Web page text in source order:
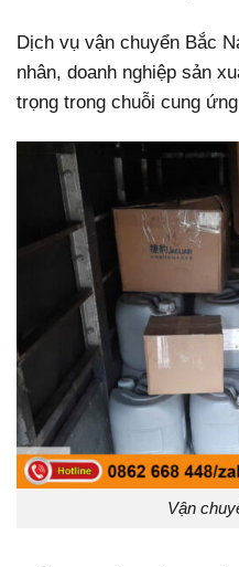
Dịch vụ vận chuyển Bắc
nhân, doanh nghiệp sản
trọng trong chuỗi cung
Vận